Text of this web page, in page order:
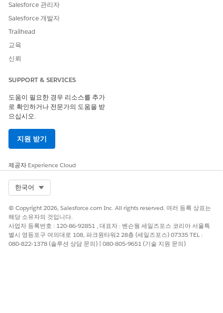
Salesforce 관리자
Salesforce 개발자
Trailhead
교육
신뢰
SUPPORT & SERVICES
도움이 필요한 경우 리소스를 추가
로 확인하거나 전문가의 도움을 받
으십시오.
지원 받기
제공자 Experience Cloud
한국어
© Copyright 2026, Salesforce.com Inc. All rights reserved. 여러 등록 상표는
해당 소유자의 것입니다.
사업자 등록번호 : 120-86-92851 , 대표자 : 벤슨웡 세일즈포스 코리아 서울특
별시 영등포구 여의대로 108, 파크원타워2 28층 (세일즈포스) 07335 TEL :
080-822-1378 (솔루션 상담 문의) | 080-805-9651 (기술 지원 문의)